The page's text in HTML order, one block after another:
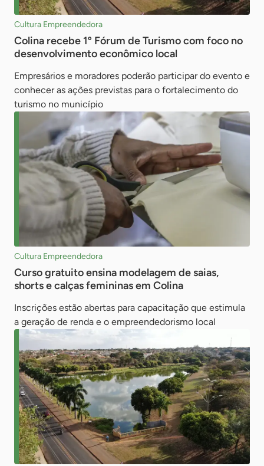
Cultura Empreendedora
Colina recebe 1º Fórum de Turismo com foco no
desenvolvimento econômico local
Empresários e moradores poderão participar do evento e
conhecer as ações previstas para o fortalecimento do
turismo no município
Cultura Empreendedora
Curso gratuito ensina modelagem de saias,
shorts e calças femininas em Colina
Inscrições estão abertas para capacitação que estimula
a geração de renda e o empreendedorismo local